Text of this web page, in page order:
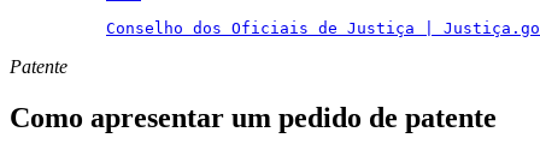
Conselho dos Oficiais de Justiça |
Patente
Como apresentar um pedido de patente